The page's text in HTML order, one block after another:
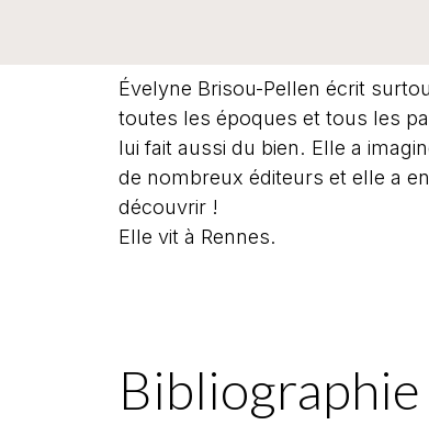
Évelyne Brisou-Pellen écrit
toutes les époques et tous les
lui fait aussi du bien. Elle a
de nombreux éditeurs et elle a
découvrir !
Elle vit à Rennes.
Bibliographie